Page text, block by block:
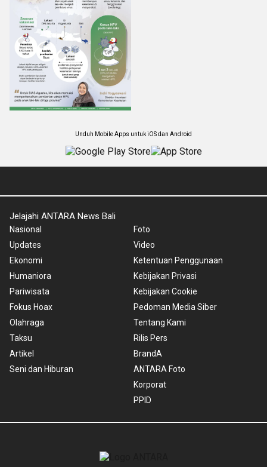
Unduh Mobile Apps untuk iOS dan Android
Jelajahi ANTARA News Bali
Nasional
Updates
Ekonomi
Humaniora
Pariwisata
Fokus Hoax
Olahraga
Taksu
Artikel
Seni dan Hiburan
Foto
Video
Ketentuan Penggunaan
Kebijakan Privasi
Kebijakan Cookie
Pedoman Media Siber
Tentang Kami
Rilis Pers
BrandA
ANTARA Foto
Korporat
PPID